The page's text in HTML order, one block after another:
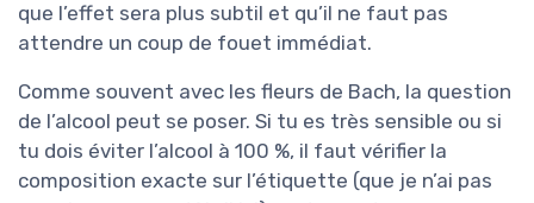
que l’effet sera plus subtil et qu’il ne faut pas
attendre un coup de fouet immédiat.
Comme souvent avec les fleurs de Bach, la question
de l’alcool peut se poser. Si tu es très sensible ou si
tu dois éviter l’alcool à 100 %, il faut vérifier la
composition exacte sur l’étiquette (que je n’ai pas